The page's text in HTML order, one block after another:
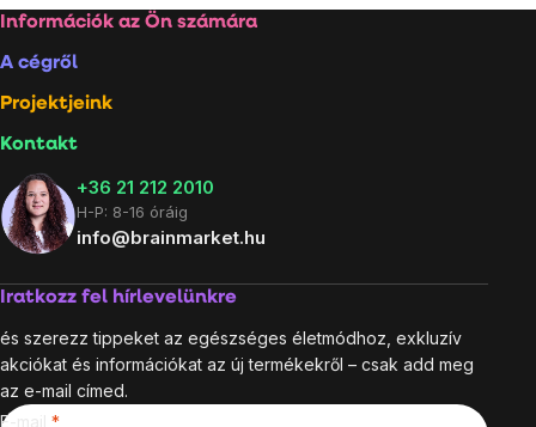
elemei
Lábléc
Információk az Ön számára
A cégről
Projektjeink
Kontakt
+36 21 212 2010
H-P: 8-16 óráig
info@brainmarket.hu
Iratkozz fel hírlevelünkre
és szerezz tippeket az egészséges életmódhoz, exkluzív
akciókat és információkat az új termékekről – csak add meg
az e-mail címed.
E-mail